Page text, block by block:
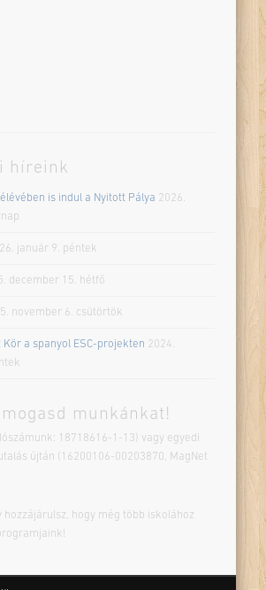
híreink
is indul a Nyitott Pálya 2026.
január 9. péntek
december 15. hétfő
november 6. csütörtök
Kör a spanyol ESC-projekten 2024.
munkánkat!
18718616-1-13) vagy egyedi
újtán (16200106-00203870, MagNet
hozzájárulsz, hogy még több iskolához